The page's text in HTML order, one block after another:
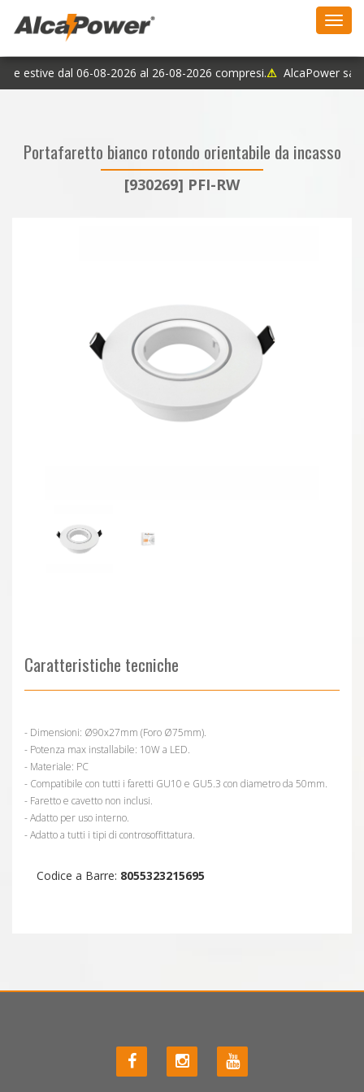
estive dal 06-08-2026 al 26-08-2026 compresi.⚠AlcaPower sarà
Portafaretto bianco rotondo orientabile da incasso
[930269] PFI-RW
Caratteristiche tecniche
- Dimensioni: Ø90x27mm (Foro Ø75mm).
- Potenza max installabile: 10W a LED.
- Materiale: PC
- Compatibile con tutti i faretti GU10 e GU5.3 con diametro da 50mm.
- Faretto e cavetto non inclusi.
- Adatto per uso interno.
- Adatto a tutti i tipi di controsoffittatura.
Codice a Barre: 8055323215695